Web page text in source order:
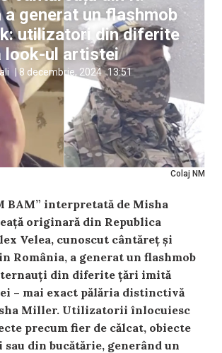
Colaj NM
a generat un flashmob
utilizatori din diferite
look-ul artistei
8 decembrie, 2024 13:51
BAM” interpretată de Misha
originară din Republica
Velea, cunoscut cântăreț și
România, a generat un flashmob
din diferite țări imită
– mai exact pălăria distinctivă
Miller. Utilizatorii înlocuiesc
precum fier de călcat, obiecte
din bucătărie, generând un